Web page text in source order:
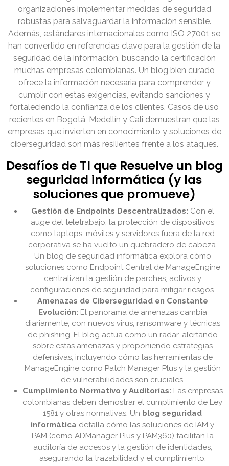
organizaciones implementar medidas de seguridad
robustas para salvaguardar la información sensible.
Además, estándares internacionales como ISO 27001 se
han convertido en referencias clave para la gestión de la
seguridad de la información, buscando la certificación
muchas empresas colombianas. Un blog bien curado
ofrece la información necesaria para comprender y
cumplir con estas exigencias, evitando sanciones y
fortaleciendo la confianza de los clientes. Casos de uso
recientes en Bogotá, Medellín y Cali demuestran que las
empresas que invierten en conocimiento y soluciones de
ciberseguridad son más resilientes frente a los ataques.
Desafíos de TI que Resuelve un blog
seguridad informática (y las
soluciones que promueve)
Gestión de Endpoints Descentralizados: Con el
auge del teletrabajo, la protección de dispositivos
como laptops, móviles y servidores fuera de la red
corporativa se ha vuelto un quebradero de cabeza.
Un blog de seguridad informática explora cómo
soluciones como Endpoint Central de ManageEngine
centralizan la gestión de parches, activos y
configuraciones de seguridad para mitigar riesgos.
Amenazas de Ciberseguridad en Constante
Evolución: El panorama de amenazas cambia
diariamente, con nuevos virus, ransomware y técnicas
de phishing. El blog actúa como un radar, alertando
sobre estas amenazas y proponiendo estrategias
defensivas, incluyendo cómo las herramientas de
ManageEngine como Patch Manager Plus y la gestión
de vulnerabilidades son cruciales.
Cumplimiento Normativo y Auditorías: Las empresas
colombianas deben demostrar el cumplimiento de Ley
1581 y otras normativas. Un blog seguridad
informática detalla cómo las soluciones de IAM y
PAM (como ADManager Plus y PAM360) facilitan la
auditoría de accesos y la gestión de identidades,
asegurando la trazabilidad y el cumplimiento.